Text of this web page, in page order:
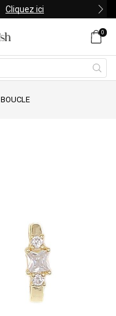
Cliquez ici
0
BOUCLE